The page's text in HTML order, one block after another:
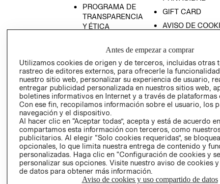
PROGRAMA DE
TRANSPARENCIA
Y ÉTICA
PROGRAMA DE
TRANSPARENCIA
Y ÉTICA (INGLÉS)
GIFT CARD
AVISO DE
DE INDUSTRIA Y
COMERCIO - SIC
PETICIONES
QUEJAS Y
RECLAMOS
Colombia ($)
CAMBIAR REGIÓN
Antes de empezar a comprar
Utilizamos cookies de origen y de terceros, incluidas otras
rastreo de editores externos, para ofrecerle la
nuestro sitio web, personalizar su experiencia de usuario,
entregar publicidad personalizada en nuestros sitios web,
boletines informativos en Internet y a través de plataformas
Con ese fin, recopilamos información sobre el usuario, los
navegación y el dispositivo.
Al hacer clic en “Aceptar todas”, acepta y está de acuerdo
compartamos esta información con terceros, como
publicitarios. Al elegir “Solo cookies requeridas”, se
opcionales, lo que limita nuestra entrega de contenido y
personalizadas. Haga clic en “Configuración de cookies y
personalizar sus opciones. Visite nuestro aviso de cookies
de datos para obtener más información.
Aviso de cookies y uso compartido de datos